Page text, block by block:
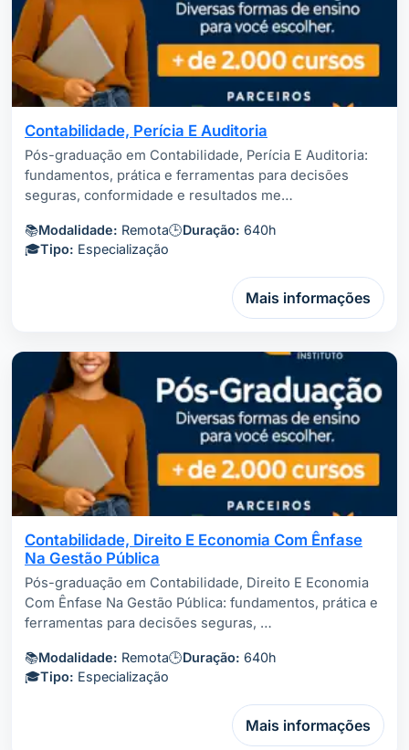
Contabilidade, Perícia E Auditoria
Pós-graduação em Contabilidade, Perícia E Auditoria:
fundamentos, prática e ferramentas para decisões
seguras, conformidade e resultados me…
📚Modalidade: Remota🕒Duração: 640h
🎓Tipo: Especialização
Mais informações
Contabilidade, Direito E Economia Com Ênfase
Na Gestão Pública
Pós-graduação em Contabilidade, Direito E Economia
Com Ênfase Na Gestão Pública: fundamentos, prática e
ferramentas para decisões seguras, …
📚Modalidade: Remota🕒Duração: 640h
🎓Tipo: Especialização
Mais informações